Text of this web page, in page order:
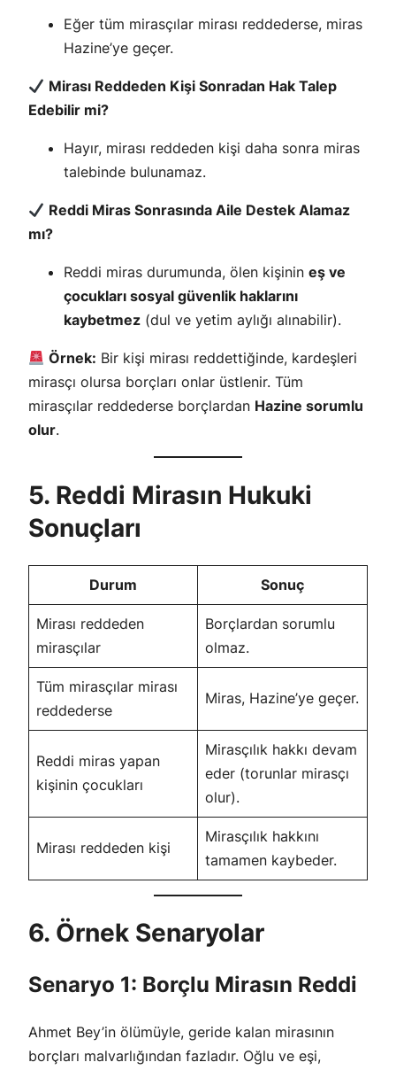
Eğer tüm mirasçılar mirası reddederse, miras
Hazine’ye geçer.
Mirası Reddeden Kişi Sonradan Hak Talep
Edebilir mi?
Hayır, mirası reddeden kişi daha sonra miras
talebinde bulunamaz.
Reddi Miras Sonrasında Aile Destek Alamaz
mı?
Reddi miras durumunda, ölen kişinin eş ve
çocukları sosyal güvenlik haklarını
kaybetmez (dul ve yetim aylığı alınabilir).
Örnek: Bir kişi mirası reddettiğinde, kardeşleri
mirasçı olursa borçları onlar üstlenir. Tüm
mirasçılar reddederse borçlardan Hazine sorumlu
olur.
5. Reddi Mirasın Hukuki
Sonuçları
Durum Sonuç
Mirası reddeden
mirasçılar
Borçlardan sorumlu
olmaz.
Tüm mirasçılar mirası
reddederse
Miras, Hazine’ye geçer.
Reddi miras yapan
kişinin çocukları
Mirasçılık hakkı devam
eder (torunlar mirasçı
olur).
Mirası reddeden kişi
Mirasçılık hakkını
tamamen kaybeder.
6. Örnek Senaryolar
Senaryo 1: Borçlu Mirasın Reddi
Ahmet Bey’in ölümüyle, geride kalan mirasının
borçları malvarlığından fazladır. Oğlu ve eşi,